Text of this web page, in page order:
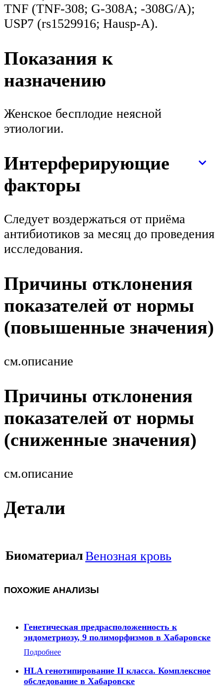
TNF (TNF-308; G-308A; -308G/A);
USP7 (rs1529916; Hausp-A).
Показания к
назначению
Женское бесплодие неясной
этиологии.
Интерферирующие
факторы
Следует воздержаться от приёма
антибиотиков за месяц до проведения
исследования.
Причины отклонения
показателей от нормы
(повышенные значения)
см.описание
Причины отклонения
показателей от нормы
(сниженные значения)
см.описание
Детали
БиоматериалВенозная кровь
ПОХОЖИЕ АНАЛИЗЫ
Генетическая предрасположенность к
эндометриозу, 9 полиморфизмов в Хабаровске
Подробнее
HLA генотипирование II класса. Комплексное
обследование в Хабаровске